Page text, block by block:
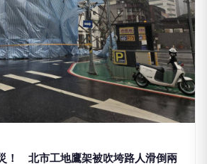
！ 北市工地鷹架被吹垮路人滑倒兩